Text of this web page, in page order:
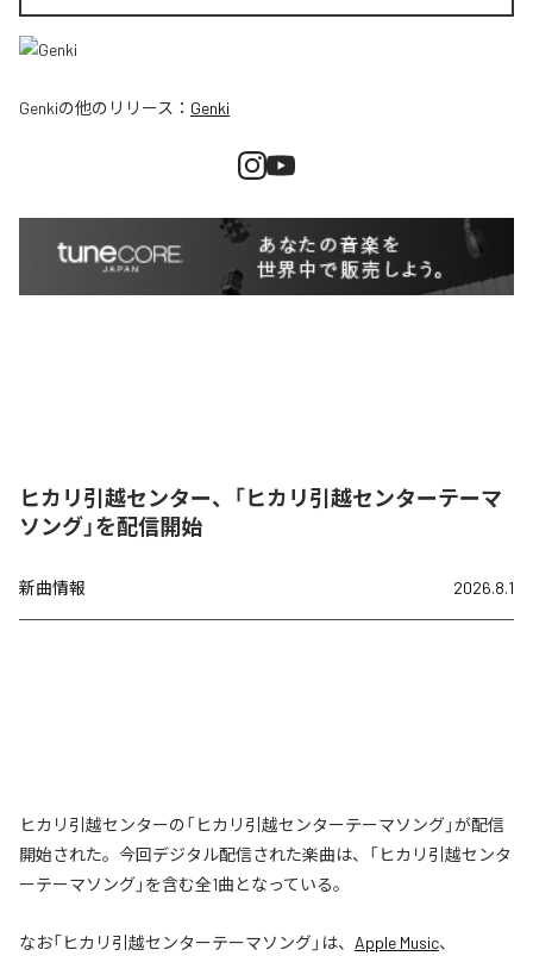
Genkiの他のリリース： Genki
ヒカリ引越センター、「ヒカリ引越センターテーマ
ソング」を配信開始
新曲情報 2026.8.1
ヒカリ引越センターの「ヒカリ引越センターテーマソング」が配信
開始された。今回デジタル配信された楽曲は、「ヒカリ引越センタ
ーテーマソング」を含む全1曲となっている。
なお「ヒカリ引越センターテーマソング」は、 Apple Music、